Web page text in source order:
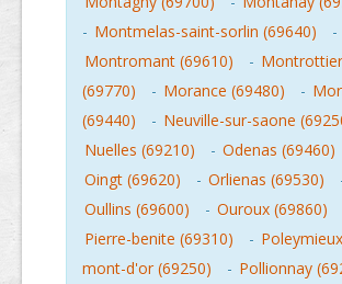
- Montmelas-saint-sorlin (69640)
-
Montromant (69610)
- Montrottier
(69770)
- Morance (69480) -
(69440)
- Neuville-sur-saone
Nuelles (69210)
- Odenas (69460)
Oingt (69620)
- Orlienas (69530)
Oullins (69600)
- Ouroux (69860)
Pierre-benite (69310)
-
mont-d'or (69250)
- Pollionnay